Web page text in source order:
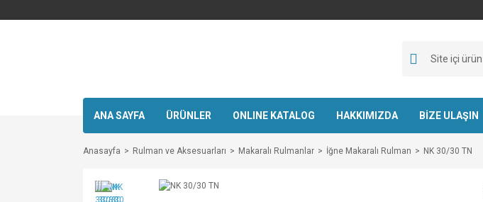
ANA SAYFA ÜRÜNLER ONLINE KATALOG HAKKIMIZDA BİZE ULAŞIN
Anasayfa Rulman ve Aksesuarları Makaralı Rulmanlar İğne Makaralı Rulman NK 30/30 TN